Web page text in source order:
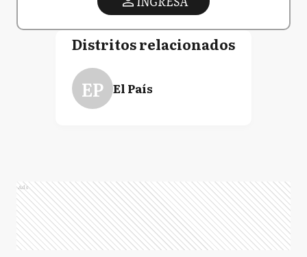
Distritos relacionados
EP El País
Ads